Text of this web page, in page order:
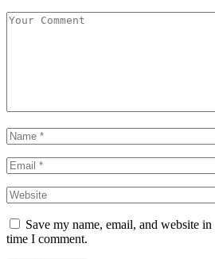
Save my name, email, and website
time I comment.